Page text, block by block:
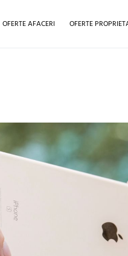
OFERTE AFACERI OFERTE